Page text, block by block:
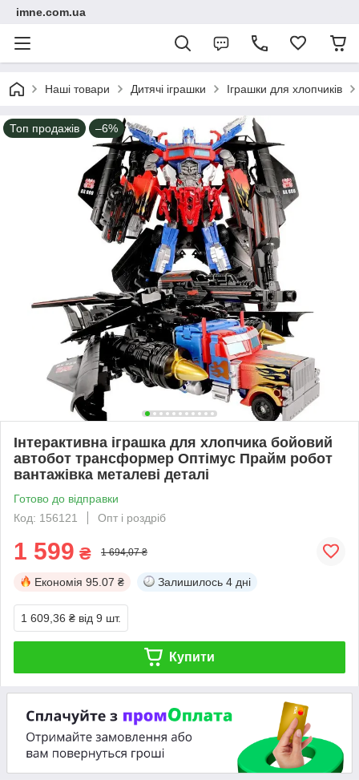
imne.com.ua
Наші товари Дитячі іграшки Іграшки для хлопчиків
Топ продажів –6%
Інтерактивна іграшка для хлопчика бойовий
автобот трансформер Оптімус Прайм робот
вантажівка металеві деталі
Готово до відправки
Код: 156121
Опт і роздріб
1 599 ₴ 1 694,07 ₴
Економія 95.07 ₴ Залишилось 4 дні
1 609,36 ₴ від 9 шт.
Купити